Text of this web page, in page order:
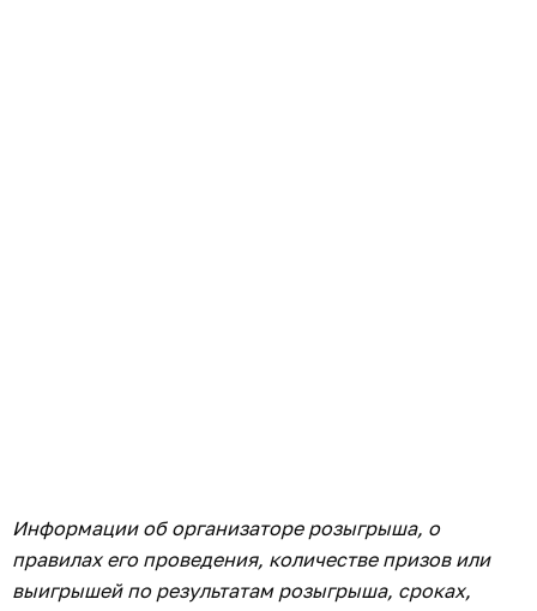
Информации об организаторе розыгрыша, о
правилах его проведения, количестве призов или
выигрышей по результатам розыгрыша, сроках,